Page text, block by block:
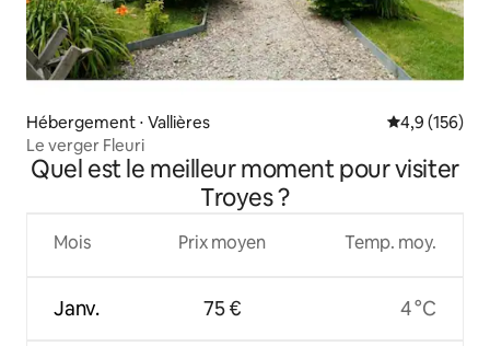
Hébergement ⋅ Vallières Évaluation
4,9 (156)
Le verger Fleuri
Quel est le meilleur moment pour visiter
Troyes ?
Mois
Janv.
Prix moyen
75 €
Temp. moy.
4 °C